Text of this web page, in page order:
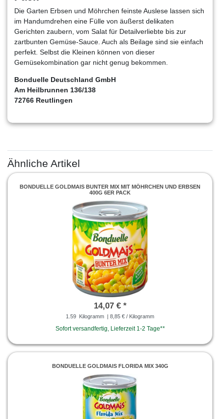
Die Garten Erbsen und Möhrchen feinste Auslese lassen sich
im Handumdrehen eine Fülle von äußerst delikaten
Gerichten zaubern, vom Salat für Detailverliebte bis zur
zartbunten Gemüse-Sauce. Auch als Beilage sind sie einfach
perfekt. Selbst die Kleinen können von dieser
Gemüsekombination gar nicht genug bekommen.
Bonduelle Deutschland GmbH
Am Heilbrunnen 136/138
72766 Reutlingen
Ähnliche Artikel
BONDUELLE GOLDMAIS BUNTER MIX MIT MÖHRCHEN UND ERBSEN
400G 6ER PACK
14,07 € *
1.59 Kilogramm | 8,85 € / Kilogramm
Sofort versandfertig, Lieferzeit 1-2 Tage**
BONDUELLE GOLDMAIS FLORIDA MIX 340G